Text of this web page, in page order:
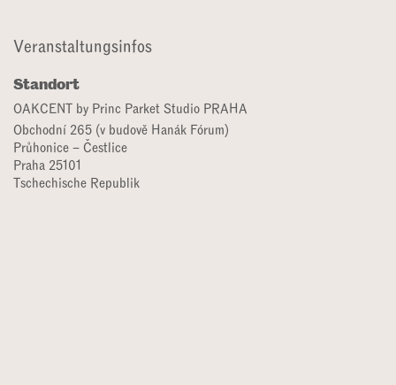
Veranstaltungsinfos
Standort
OAKCENT by Princ Parket Studio PRAHA
Obchodní 265 (v budově Hanák Fórum)
Průhonice – Čestlice
Praha 25101
Tschechische Republik